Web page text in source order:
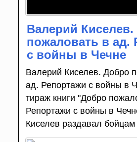
Валерий
пожаловать в ад.
с войны в Чечне
Валерий Киселев. Добро
ад. Репортажи с войны в
тираж книги "Добро
Репортажи с войны в
Киселев раздавал бойцам